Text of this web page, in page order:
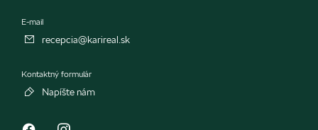
E-mail
recepcia@karireal.sk
Kontaktný formulár
Napíšte nám